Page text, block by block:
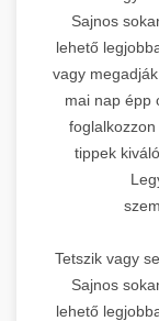
Sajnos
lehető
vagy
mai nap épp
tippek
Tetszik vagy
Sajnos
lehető